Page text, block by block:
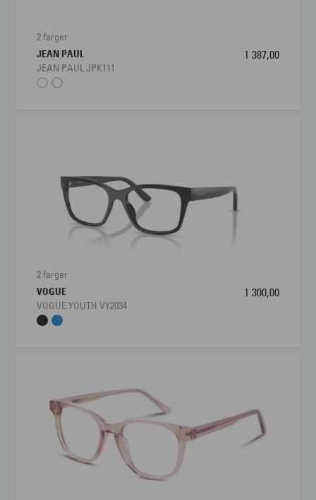
2 farger
JEAN PAUL
JEAN PAUL JPK111
1 387,00
2 farger
VOGUE
VOGUE YOUTH VY2034
1 300,00